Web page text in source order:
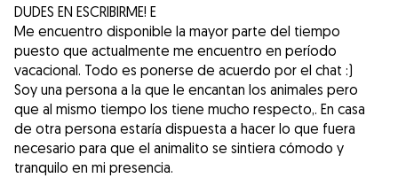
DUDES EN ESCRIBIRME! E
Me encuentro disponible la mayor parte del tiempo
puesto que actualmente me encuentro en período
vacacional. Todo es ponerse de acuerdo por el chat :)
Soy una persona a la que le encantan los animales pero
que al mismo tiempo los tiene mucho respecto,. En casa
de otra persona estaría dispuesta a hacer lo que fuera
necesario para que el animalito se sintiera cómodo y
tranquilo en mi presencia.